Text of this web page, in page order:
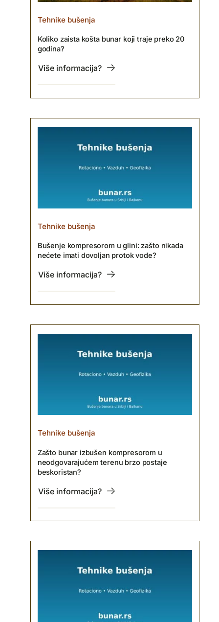
Tehnike bušenja
Koliko zaista košta bunar koji traje preko 20
godina?
Više informacija?
Tehnike bušenja
Bušenje kompresorom u glini: zašto nikada
nećete imati dovoljan protok vode?
Više informacija?
Tehnike bušenja
Zašto bunar izbušen kompresorom u
neodgovarajućem terenu brzo postaje
beskoristan?
Više informacija?